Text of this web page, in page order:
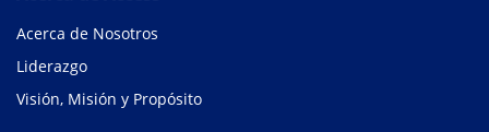
Acerca de Nosotros
Liderazgo
Visión, Misión y Propósito